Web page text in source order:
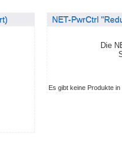
NET-PwrCtrl
Die
Es gibt keine Produkte